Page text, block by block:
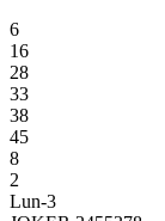
6
16
28
33
38
45
8
2
Lun-3